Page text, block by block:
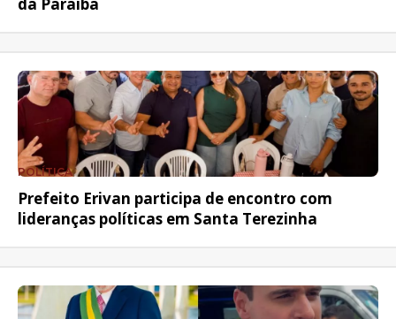
POLÍTICA
Prefeito Erivan participa de encontro com
lideranças políticas em Santa Terezinha